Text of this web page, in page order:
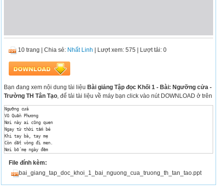
10 trang |Chia sẻ: Nhất Linh | Lượt xem: 575 | Lượt tải: 0
Bạn đang xem nội dung tài liệu Bài giảng Tập đọc Khối 1 - Bài: Ngưỡng cửa -
Trường TH Tân Tạo, để tải tài liệu về máy bạn click vào nút DOWNLOAD ở trên
Ngưỡng cửa
Vũ Quần Phương
Nơi này ai cũng quen
Ngay từ thời tấm bé
Khi tay bà, tay mẹ
Còn dắt vòng đi men.
Nơi bố mẹ ngày đêm
Nơi bạn bè chạy tới
Thường lúc nào cũng vui.
Nơi này đã đưa tôi
File đính kèm:
bai_giang_tap_doc_khoi_1_bai_nguong_cua_truong_th_tan_tao.ppt